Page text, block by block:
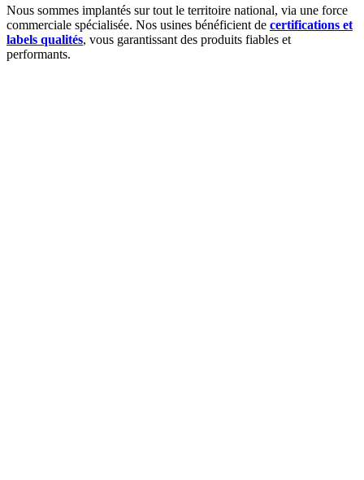
Nous sommes implantés sur tout le territoire national, via une force
commerciale spécialisée. Nos usines bénéficient de certifications et
labels qualités, vous garantissant des produits fiables et
performants.